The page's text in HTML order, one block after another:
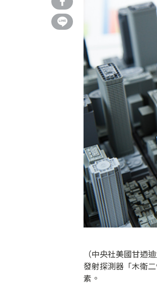
（中央社美國甘迺
發射探測器「木衛
素。